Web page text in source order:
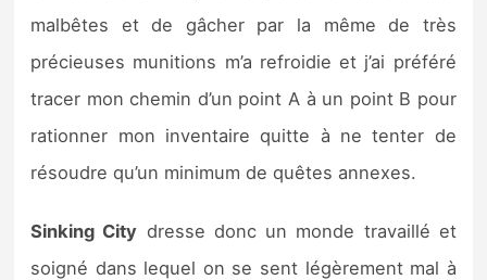
malbêtes et de gâcher par la même de très
précieuses munitions m’a refroidie et j’ai préféré
tracer mon chemin d’un point A à un point B pour
rationner mon inventaire quitte à ne tenter de
résoudre qu’un minimum de quêtes annexes.
Sinking City dresse donc un monde travaillé et
soigné dans lequel on se sent légèrement mal à